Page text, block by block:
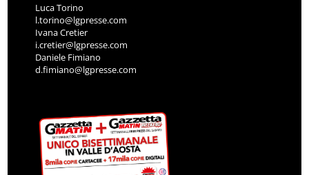
Luca Torino
l.torino@lgpresse.com
Ivana Cretier
i.cretier@lgpresse.com
Daniele Fimiano
d.fimiano@lgpresse.com